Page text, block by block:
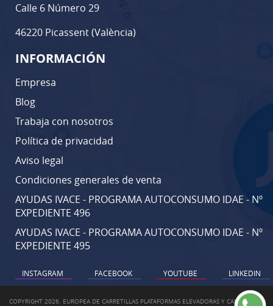
Calle 6 Número 29
46220 Picassent (València)
INFORMACIÓN
Empresa
Blog
Trabaja con nosotros
Política de privacidad
Aviso legal
Condiciones generales de venta
AYUDAS IVACE - PROGRAMA AUTOCONSUMO IDAE - Nº
EXPEDIENTE 496
AYUDAS IVACE - PROGRAMA AUTOCONSUMO IDAE - Nº
EXPEDIENTE 495
INSTAGRAM FACEBOOK YOUTUBE LINKEDIN
COPYRIGHT 2026. EUROPEA DE CARRETILLAS PLATAFORMAS ELEVADORAS Y CARRETILLA.